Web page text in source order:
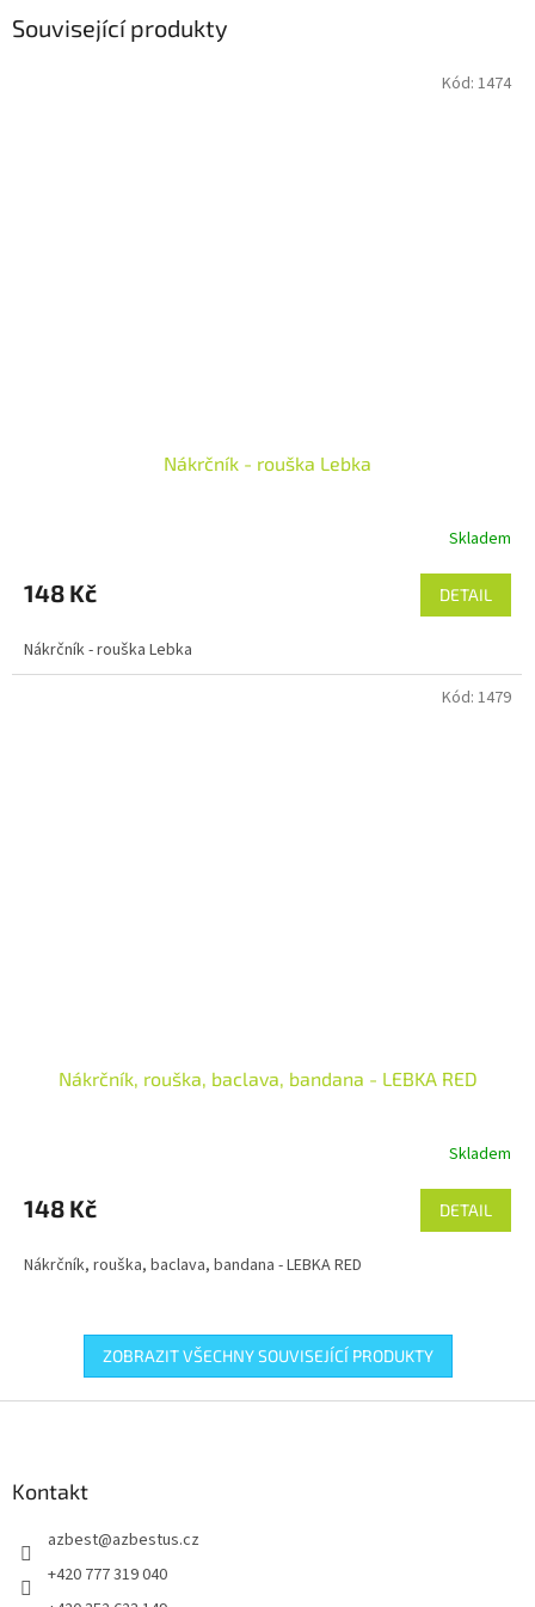
Související produkty
Nákrčník - rouška Lebka
Skladem
148 Kč DETAIL
Nákrčník - rouška Lebka
Kód: 1474
Nákrčník, rouška, baclava, bandana - LEBKA RED
Skladem
148 Kč DETAIL
Nákrčník, rouška, baclava, bandana - LEBKA RED
Kód: 1479
ZOBRAZIT VŠECHNY SOUVISEJÍCÍ PRODUKTY
Kontakt
azbest@azbestus.cz
+420 777 319 040